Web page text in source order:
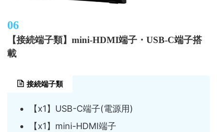
【接続端子類】mini-HDMI端子・USB-C端子搭
載
接続端子類
【x1】USB-C端子(電源用)
【x1】mini-HDMI端子